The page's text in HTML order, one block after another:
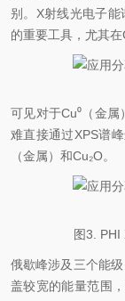
别。X射线光电子
的重要工具，尤其
可见对于Cu⁰ （金
难直接通过XPS谱
（金属）和Cu₂O。
图3. PHI
俄歇峰涉及三个能
盖较宽的能量范围